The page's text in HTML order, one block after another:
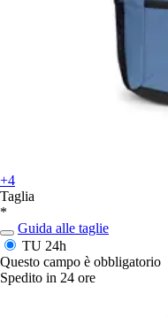
+4
Taglia
*
Guida alle taglie
TU 24h
Questo campo è obbligatorio
Spedito in 24 ore